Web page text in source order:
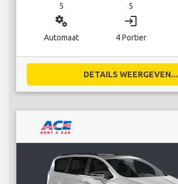
5 5
miscellaneous_services
Automaat
login
4 Portier
DETAILS WEERGEVEN...